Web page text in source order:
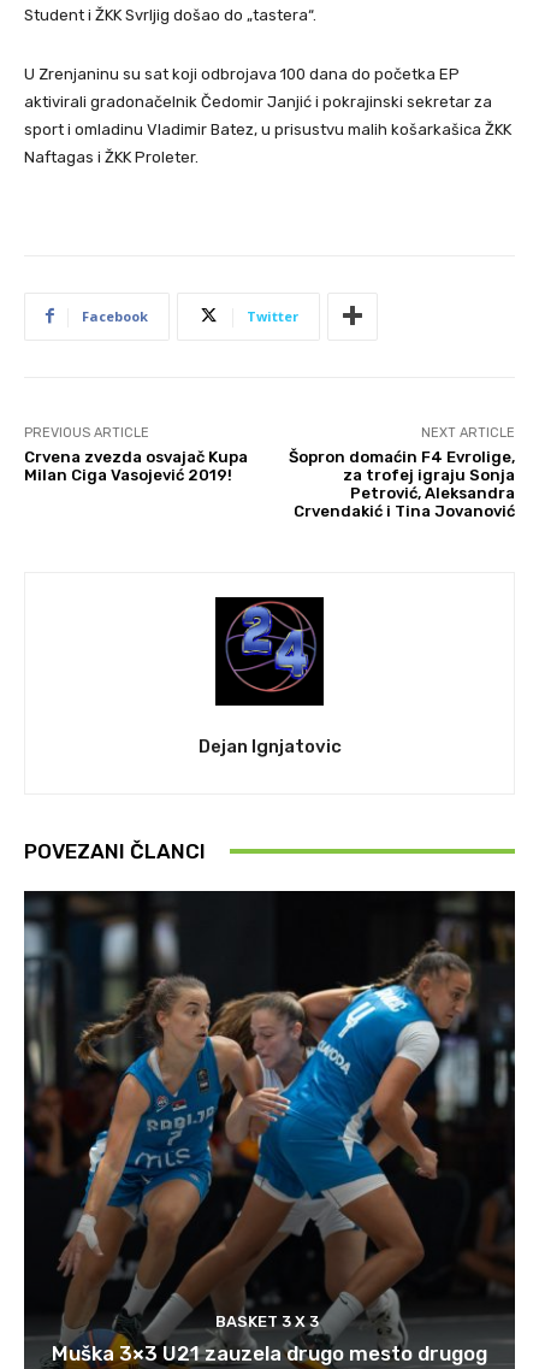
Student i ŽKK Svrljig došao do „tastera“.
U Zrenjaninu su sat koji odbrojava 100 dana do početka EP
aktivirali gradonačelnik Čedomir Janjić i pokrajinski sekretar za
sport i omladinu Vladimir Batez, u prisustvu malih košarkašica ŽKK
Naftagas i ŽKK Proleter.
Facebook Twitter
PREVIOUS ARTICLE
Crvena zvezda osvajač Kupa
Milan Ciga Vasojević 2019!
NEXT ARTICLE
Šopron domaćin F4 Evrolige,
za trofej igraju Sonja
Petrović, Aleksandra
Crvendakić i Tina Jovanović
Dejan Ignjatovic
POVEZANI ČLANCI
BASKET 3 X 3
Muška 3×3 U21 zauzela drugo mesto drugog